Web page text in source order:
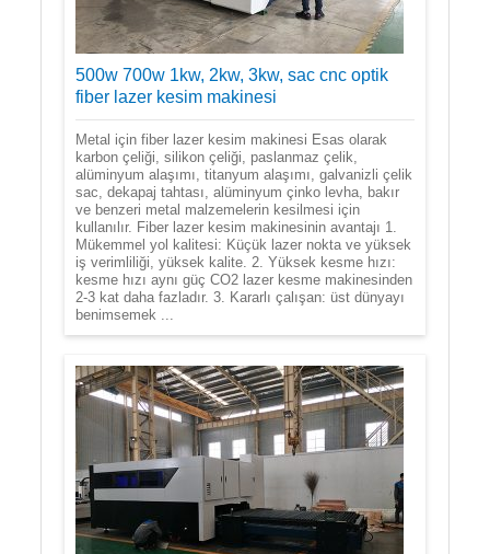
500w 700w 1kw, 2kw, 3kw, sac cnc optik
fiber lazer kesim makinesi
Metal için fiber lazer kesim makinesi Esas olarak
karbon çeliği, silikon çeliği, paslanmaz çelik,
alüminyum alaşımı, titanyum alaşımı, galvanizli çelik
sac, dekapaj tahtası, alüminyum çinko levha, bakır
ve benzeri metal malzemelerin kesilmesi için
kullanılır. Fiber lazer kesim makinesinin avantajı 1.
Mükemmel yol kalitesi: Küçük lazer nokta ve yüksek
iş verimliliği, yüksek kalite. 2. Yüksek kesme hızı:
kesme hızı aynı güç CO2 lazer kesme makinesinden
2-3 kat daha fazladır. 3. Kararlı çalışan: üst dünyayı
benimsemek ...